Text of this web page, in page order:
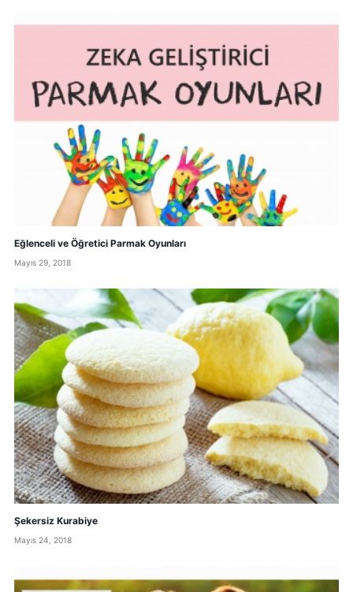
Eğlenceli ve Öğretici Parmak Oyunları
Mayıs 29, 2018
Şekersiz Kurabiye
Mayıs 24, 2018